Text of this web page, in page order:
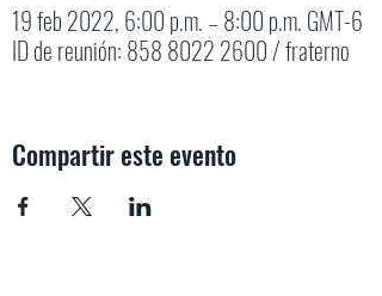
19 feb 2022, 6:00 p.m. – 8:00 p.m. GMT-6
ID de reunión: 858 8022 2600 / fraterno
Compartir este evento